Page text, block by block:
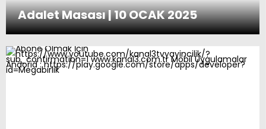
Adalet Masası | 10 OCAK 2025